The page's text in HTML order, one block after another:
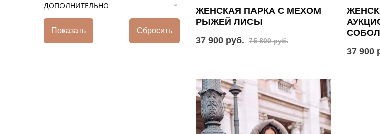
ДОПОЛНИТЕЛЬНО
ЖЕНСКАЯ ПАРКА С МЕХОМ
РЫЖЕЙ ЛИСЫ
37 900 руб.
75 800 руб.
37 900